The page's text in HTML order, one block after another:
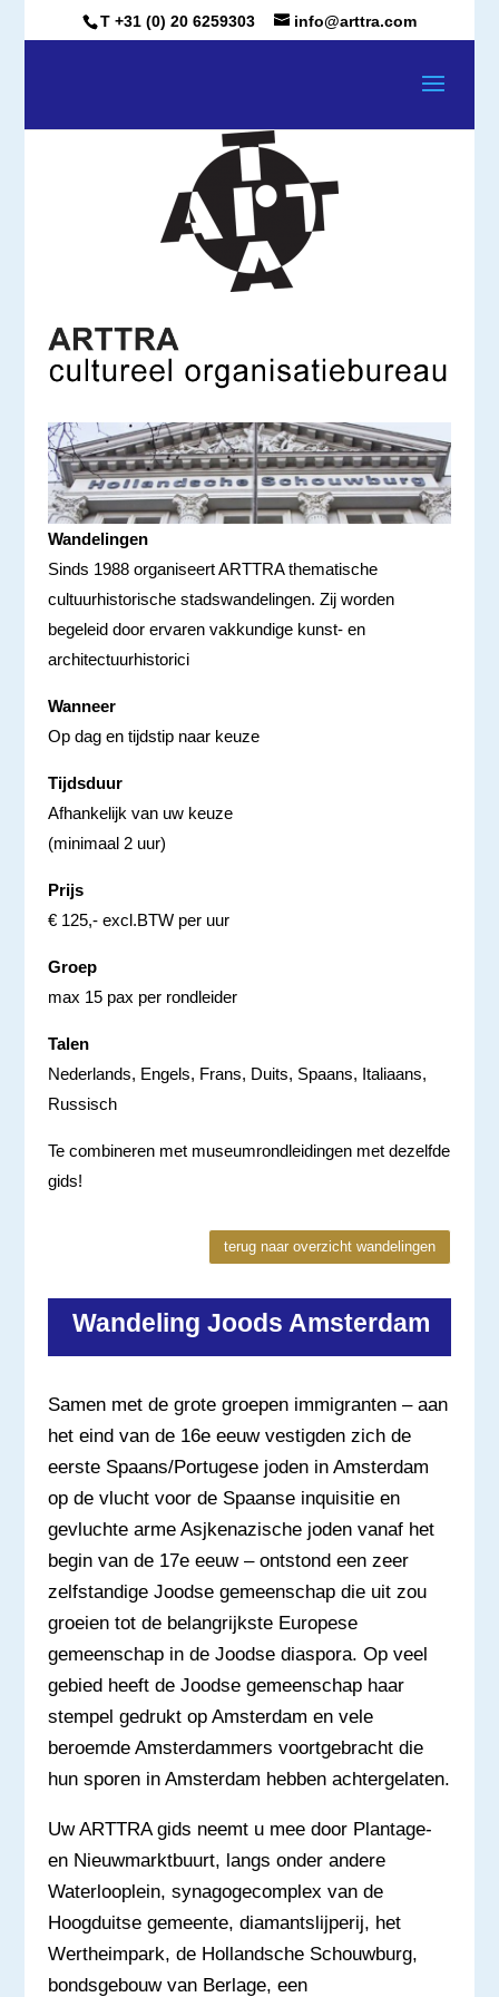
T +31 (0) 20 6259303 info@arttra.com
Wandelingen
Sinds 1988 organiseert ARTTRA thematische
cultuurhistorische stadswandelingen. Zij worden
begeleid door ervaren vakkundige kunst- en
architectuurhistorici
Wanneer
Op dag en tijdstip naar keuze
Tijdsduur
Afhankelijk van uw keuze
(minimaal 2 uur)
Prijs
€ 125,- excl.BTW per uur
Groep
max 15 pax per rondleider
Talen
Nederlands, Engels, Frans, Duits, Spaans, Italiaans,
Russisch
Te combineren met museumrondleidingen met dezelfde
gids!
terug naar overzicht wandelingen
Wandeling Joods Amsterdam
Samen met de grote groepen immigranten – aan
het eind van de 16e eeuw vestigden zich de
eerste Spaans/Portugese joden in Amsterdam
op de vlucht voor de Spaanse inquisitie en
gevluchte arme Asjkenazische joden vanaf het
begin van de 17e eeuw – ontstond een zeer
zelfstandige Joodse gemeenschap die uit zou
groeien tot de belangrijkste Europese
gemeenschap in de Joodse diaspora. Op veel
gebied heeft de Joodse gemeenschap haar
stempel gedrukt op Amsterdam en vele
beroemde Amsterdammers voortgebracht die
hun sporen in Amsterdam hebben achtergelaten.
Uw ARTTRA gids neemt u mee door Plantage-
en Nieuwmarktbuurt, langs onder andere
Waterlooplein, synagogecomplex van de
Hoogduitse gemeente, diamantslijperij, het
Wertheimpark, de Hollandsche Schouwburg,
bondsgebouw van Berlage, een